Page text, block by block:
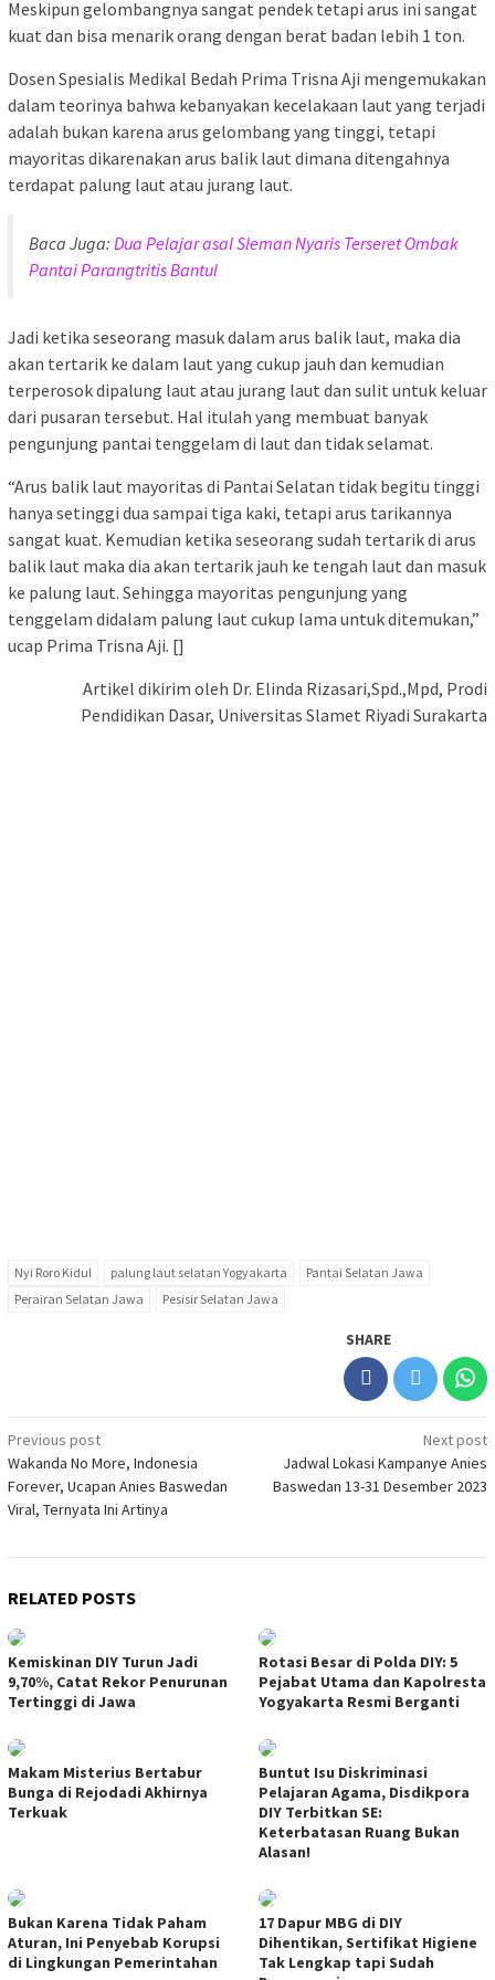
Meskipun gelombangnya sangat pendek tetapi arus ini sangat
kuat dan bisa menarik orang dengan berat badan lebih 1 ton.
Dosen Spesialis Medikal Bedah Prima Trisna Aji mengemukakan
dalam teorinya bahwa kebanyakan kecelakaan laut yang terjadi
adalah bukan karena arus gelombang yang tinggi, tetapi
mayoritas dikarenakan arus balik laut dimana ditengahnya
terdapat palung laut atau jurang laut.
Baca Juga: Dua Pelajar asal Sleman Nyaris Terseret Ombak
Pantai Parangtritis Bantul
Jadi ketika seseorang masuk dalam arus balik laut, maka dia
akan tertarik ke dalam laut yang cukup jauh dan kemudian
terperosok dipalung laut atau jurang laut dan sulit untuk keluar
dari pusaran tersebut. Hal itulah yang membuat banyak
pengunjung pantai tenggelam di laut dan tidak selamat.
“Arus balik laut mayoritas di Pantai Selatan tidak begitu tinggi
hanya setinggi dua sampai tiga kaki, tetapi arus tarikannya
sangat kuat. Kemudian ketika seseorang sudah tertarik di arus
balik laut maka dia akan tertarik jauh ke tengah laut dan masuk
ke palung laut. Sehingga mayoritas pengunjung yang
tenggelam didalam palung laut cukup lama untuk ditemukan,”
ucap Prima Trisna Aji. []
Artikel dikirim oleh Dr. Elinda Rizasari,Spd.,Mpd, Prodi
Pendidikan Dasar, Universitas Slamet Riyadi Surakarta
Nyi Roro Kidul palung laut selatan Yogyakarta
Pantai Selatan Jawa
Perairan Selatan Jawa
Pesisir Selatan Jawa
SHARE
Post
navigation
Previous post
Wakanda No More, Indonesia
Forever, Ucapan Anies Baswedan
Viral, Ternyata Ini Artinya
Next post
Jadwal Lokasi Kampanye Anies
Baswedan 13-31 Desember 2023
RELATED POSTS
Kemiskinan DIY Turun Jadi
9,70%, Catat Rekor Penurunan
Tertinggi di Jawa
Rotasi Besar di Polda DIY: 5
Pejabat Utama dan Kapolresta
Yogyakarta Resmi Berganti
Makam Misterius Bertabur
Bunga di Rejodadi Akhirnya
Terkuak
Buntut Isu Diskriminasi
Pelajaran Agama, Disdikpora
DIY Terbitkan SE:
Keterbatasan Ruang Bukan
Alasan!
Bukan Karena Tidak Paham
Aturan, Ini Penyebab Korupsi
di Lingkungan Pemerintahan
17 Dapur MBG di DIY
Dihentikan, Sertifikat Higiene
Tak Lengkap tapi Sudah